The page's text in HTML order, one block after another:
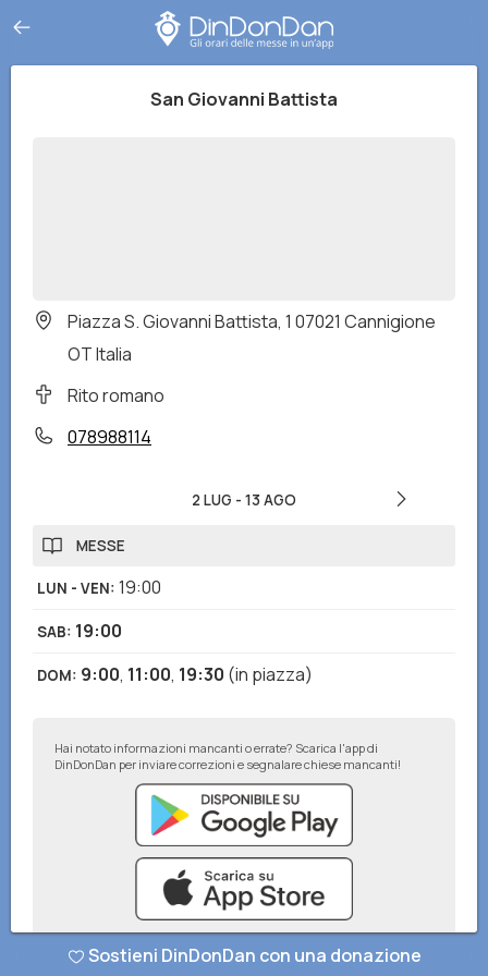
San Giovanni Battista
Piazza S. Giovanni Battista, 1 07021 Cannigione
OT Italia
Rito romano
078988114
2 LUG - 13 AGO
MESSE
LUN - VEN: 19:00
SAB: 19:00
DOM: 9:00, 11:00, 19:30 (in piazza)
Hai notato informazioni mancanti o errate? Scarica l'app di
DinDonDan per inviare correzioni e segnalare chiese mancanti!
Sostieni DinDonDan con una donazione